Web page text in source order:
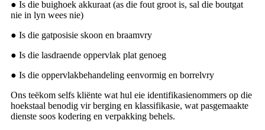
● Is die buighoek akkuraat (as die fout groot is, sal die boutgat
nie in lyn wees nie)
● Is die gatposisie skoon en braamvry
● Is die lasdraende oppervlak plat genoeg
● Is die oppervlakbehandeling eenvormig en borrelvry
Ons teëkom selfs kliënte wat hul eie identifikasienommers op die
hoekstaal benodig vir berging en klassifikasie, wat pasgemaakte
dienste soos kodering en verpakking behels.